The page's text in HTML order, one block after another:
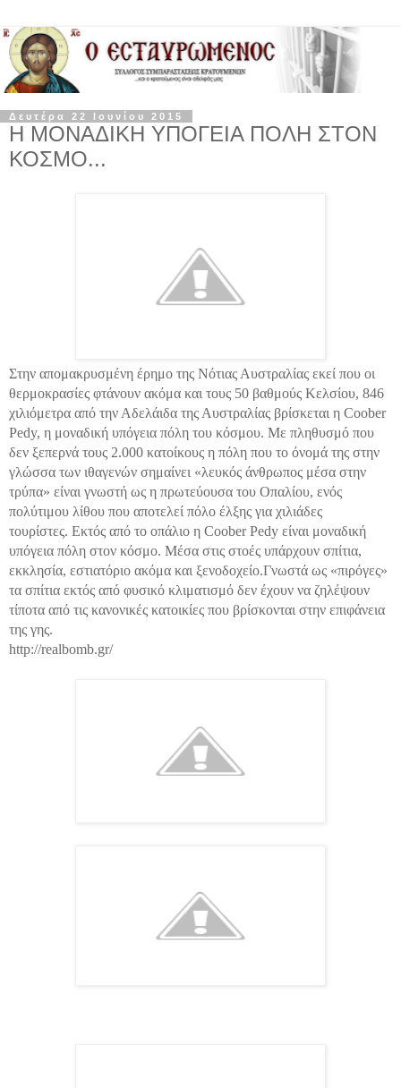
Δευτέρα 22 Ιουνίου 2015
Η ΜΟΝΑΔΙΚΗ ΥΠΟΓΕΙΑ ΠΟΛΗ ΣΤΟΝ
ΚΟΣΜΟ...
Στην απομακρυσμένη έρημο της Νότιας Αυστραλίας εκεί που οι
θερμοκρασίες φτάνουν ακόμα και τους 50 βαθμούς Κελσίου, 846
χιλιόμετρα από την Αδελάιδα της Αυστραλίας βρίσκεται η Coober
Pedy, η μοναδική υπόγεια πόλη του κόσμου. Με πληθυσμό που
δεν ξεπερνά τους 2.000 κατοίκους η πόλη που το όνομά της στην
γλώσσα των ιθαγενών σημαίνει «λευκός άνθρωπος μέσα στην
τρύπα» είναι γνωστή ως η πρωτεύουσα του Οπαλίου, ενός
πολύτιμου λίθου που αποτελεί πόλο έλξης για χιλιάδες
τουρίστες. Εκτός από το οπάλιο η Coober Pedy είναι μοναδική
υπόγεια πόλη στον κόσμο. Μέσα στις στοές υπάρχουν σπίτια,
εκκλησία, εστιατόριο ακόμα και ξενοδοχείο.Γνωστά ως «πιρόγες»
τα σπίτια εκτός από φυσικό κλιματισμό δεν έχουν να ζηλέψουν
τίποτα από τις κανονικές κατοικίες που βρίσκονται στην επιφάνεια
της γης.
http://realbomb.gr/